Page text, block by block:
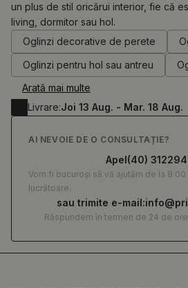
0.00RON
un plus de stil oricărui interior, fie că
living, dormitor sau hol.
Oglinzi decorative de perete
Oglinzi pentru hol sau antreu
Arată mai multe
Livrare:Joi 13 Aug. - Mar. 18 Aug.
AI NEVOIE DE O CONSULTAȚIE?
Apel(40)
Vom fi bucuroși să vă ajutăm de la
lucrătoare.
sau trimite e-mail:
Răspundem în termen de 24 de